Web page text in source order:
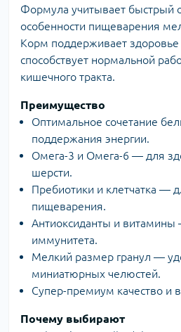
Формула учитывает быстрый
особенности пищеварения
Корм поддерживает
способствует нормальной
кишечного тракта.
Преимущество
Оптимальное сочетание
поддержания энергии.
Омега-3 и Омега-6 — для
шерсти.
Пребиотики и клетчатка —
пищеварения.
Антиоксиданты и
иммунитета.
Мелкий размер гранул —
миниатюрных челюстей.
Супер-премиум качество и
Почему выбирают